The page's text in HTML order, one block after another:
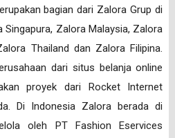
bagian dari Zalora Grup di
Zalora Malaysia, Zalora
Thailand dan Zalora Filipina.
dari situs belanja online
proyek dari Rocket Internet
Di Indonesia Zalora berada di
oleh PT Fashion Eservices